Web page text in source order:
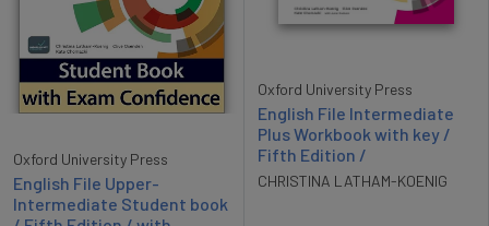
Oxford University Press
English File Upper-
Intermediate Student book
Oxford University Press
English File Intermediate
Plus Workbook with key /
Fifth Edition /
CHRISTINA LATHAM-KOENIG